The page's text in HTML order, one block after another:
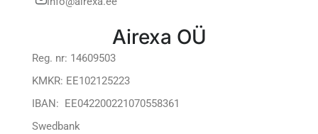
Airexa OÜ
Reg. nr: 14609503
KMKR: EE102125223
IBAN: EE042200221070558361
Swedbank